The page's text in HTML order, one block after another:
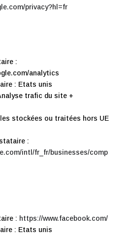
privacy?hl=fr
:
analytics
: Etats unis
trafic du site +
stockées ou traitées hors UE
:
intl/fr_fr/businesses/comp
: https://www.facebook.com/
: Etats unis